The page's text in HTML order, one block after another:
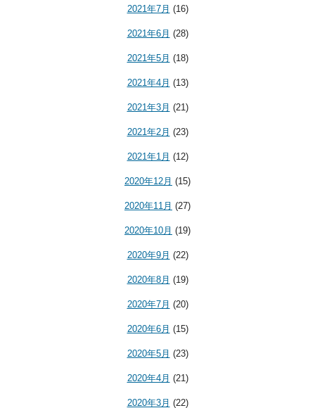
2021年7月 (16)
2021年6月 (28)
2021年5月 (18)
2021年4月 (13)
2021年3月 (21)
2021年2月 (23)
2021年1月 (12)
2020年12月 (15)
2020年11月 (27)
2020年10月 (19)
2020年9月 (22)
2020年8月 (19)
2020年7月 (20)
2020年6月 (15)
2020年5月 (23)
2020年4月 (21)
2020年3月 (22)